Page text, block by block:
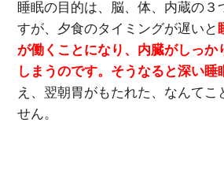
睡眠の目的は、脳、体、内蔵の３
すが、夕食のタイミングが遅いと
が働くことになり、内臓がしっか
しまうのです。そうなると深い睡
え、翌朝胃がもたれた、なんてこ
せん。